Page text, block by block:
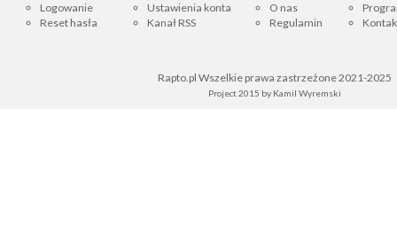
Logowanie
Reset hasła
Ustawienia konta
Kanał RSS
O nas
Regulamin
Rapto.pl Wszelkie prawa zastrzeżone 2021-2025
Project 2015 by Kamil Wyremski